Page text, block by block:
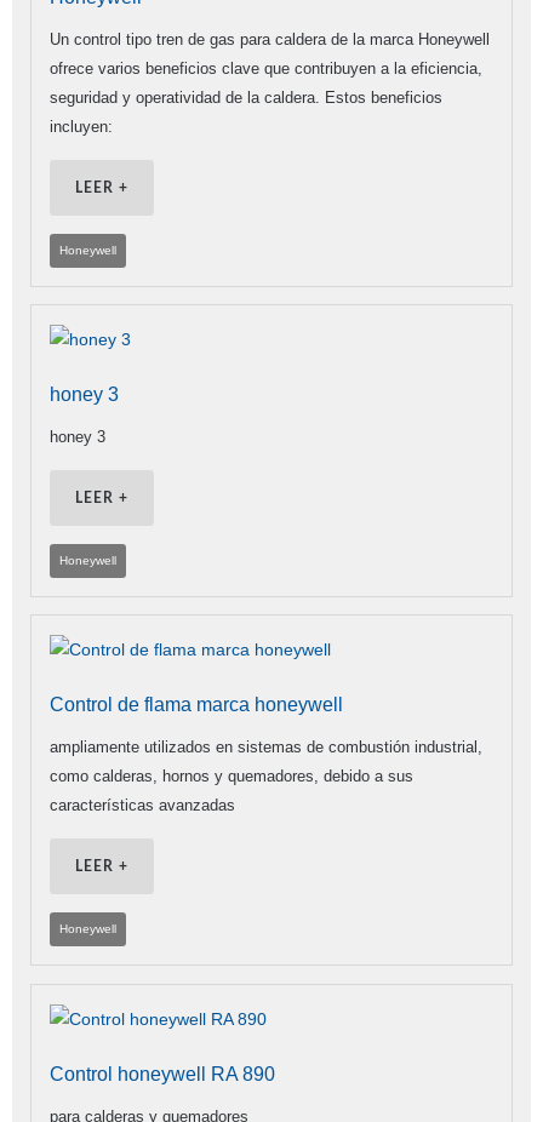
Un control tipo tren de gas para caldera de la marca Honeywell
ofrece varios beneficios clave que contribuyen a la eficiencia,
seguridad y operatividad de la caldera. Estos beneficios
incluyen:
LEER +
Honeywell
honey 3
honey 3
LEER +
Honeywell
Control de flama marca honeywell
ampliamente utilizados en sistemas de combustión industrial,
como calderas, hornos y quemadores, debido a sus
características avanzadas
LEER +
Honeywell
Control honeywell RA 890
para calderas y quemadores